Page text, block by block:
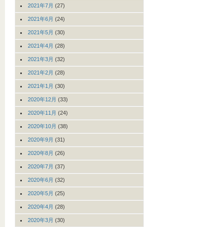
2021年7月 (27)
2021年6月 (24)
2021年5月 (30)
2021年4月 (28)
2021年3月 (32)
2021年2月 (28)
2021年1月 (30)
2020年12月 (33)
2020年11月 (24)
2020年10月 (38)
2020年9月 (31)
2020年8月 (26)
2020年7月 (37)
2020年6月 (32)
2020年5月 (25)
2020年4月 (28)
2020年3月 (30)